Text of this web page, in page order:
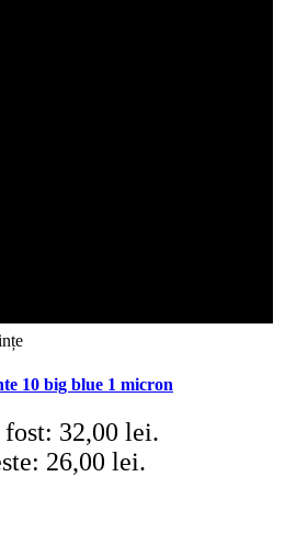
10 big blue 1 micron
32,00 lei.
26,00 lei.